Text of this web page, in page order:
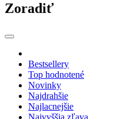
Zoradiť
Bestsellery
Top hodnotené
Novinky
Najdrahšie
Najlacnejšie